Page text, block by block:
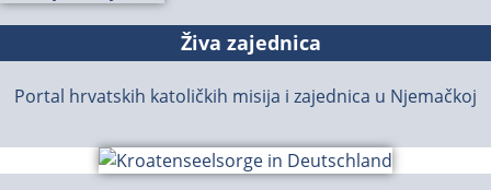
Živa zajednica
Portal hrvatskih katoličkih misija i zajednica u Njemačkoj